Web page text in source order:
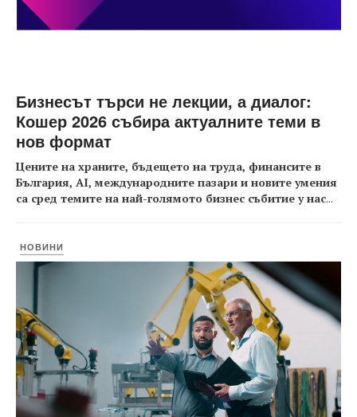
Бизнесът търси не лекции, а диалог:
Кошер 2026 събира актуалните теми в
нов формат
Цените на храните, бъдещето на труда, финансите в
България, AI, международните пазари и новите умения
са сред темите на най-голямото бизнес събитие у нас...
НОВИНИ